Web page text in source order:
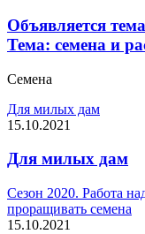
Объявляется
Тема: семена и
Семена
Для милых дам
15.10.2021
Для милых дам
Сезон 2020. Работа
проращивать семена
15.10.2021